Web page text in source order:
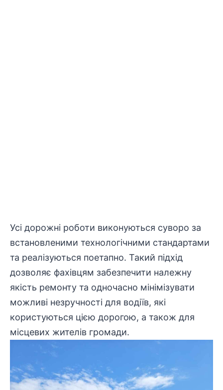
Усі дорожні роботи виконуються суворо за
встановленими технологічними стандартами
та реалізуються поетапно. Такий підхід
дозволяє фахівцям забезпечити належну
якість ремонту та одночасно мінімізувати
можливі незручності для водіїв, які
користуються цією дорогою, а також для
місцевих жителів громади.